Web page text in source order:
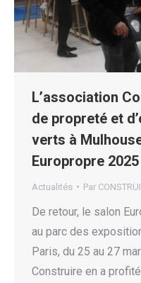
L’association
de propreté et
verts à
Europropre 2025
Actualités Par
De retour, le salon
au parc des
Paris, du 25 au 27
Construire en a